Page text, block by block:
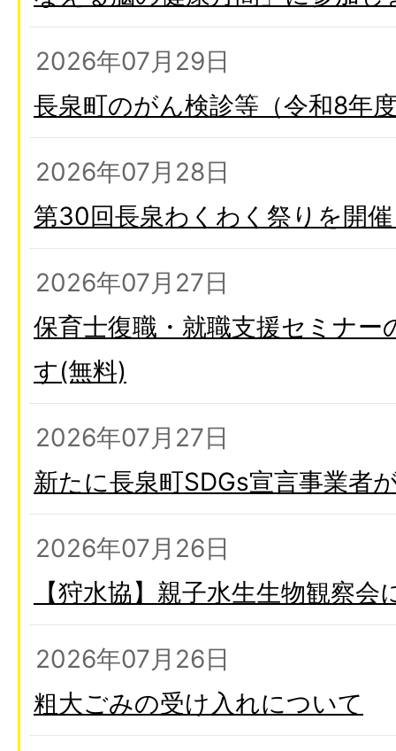
2026年07月29日
長泉町のがん検診等（令和8年
2026年07月28日
第30回長泉わくわく祭りを開
2026年07月27日
保育士復職・就職支援セミナー
す(無料)
2026年07月27日
新たに長泉町SDGs宣言事業者
2026年07月26日
【狩水協】親子水生生物観察会
2026年07月26日
粗大ごみの受け入れについて